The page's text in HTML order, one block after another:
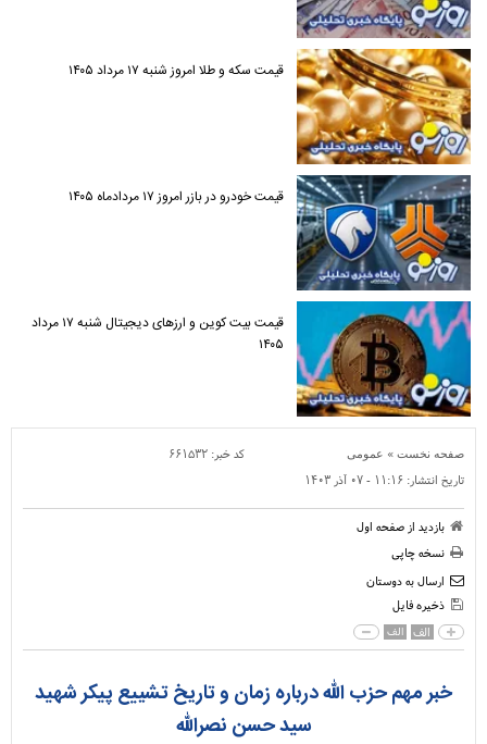
قیمت سکه و طلا امروز شنبه ۱۷ مرداد ۱۴۰۵
قیمت خودرو در بازر امروز ۱۷ مردادماه ۱۴۰۵
قیمت بیت کوین و ارز‌های دیجیتال شنبه ۱۷ مرداد
۱۴۰۵
صفحه نخست » عمومی کد خبر: ۶۶۱۵۳۲
تاریخ انتشار: ۱۱:۱۶ - ۰۷ آذر ۱۴۰۳
بازدید از صفحه اول
نسخه چاپی
ارسال به دوستان
ذخیره فایل
الف الف
خبر مهم حزب الله درباره زمان و تاریخ تشییع پیکر شهید
سید حسن نصرالله